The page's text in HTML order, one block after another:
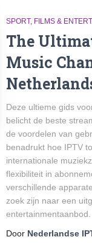
SPORT, FILMS &
The
Music
Deze ultieme gids
belicht de beste
de voordelen van
benadrukt hoe IPTV
internationale
flexibiliteit in
verschillende
zoek zijn naar een
entertainmentaanbod.
Door Nederlandse